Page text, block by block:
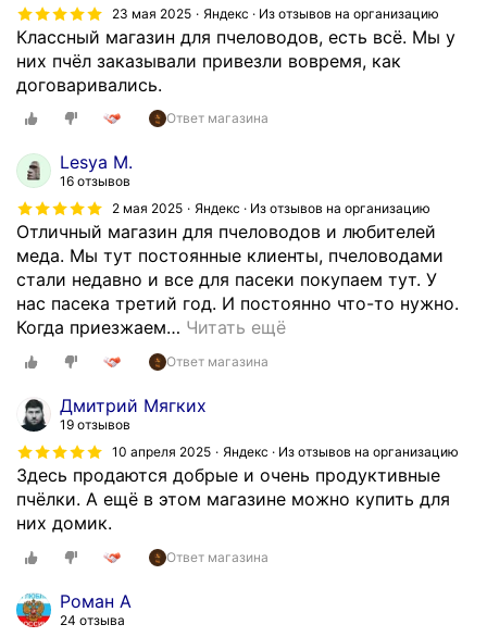
23 мая 2025
Яндекс · Из отзывов на организацию
Классный магазин для пчеловодов, есть всё. Мы у
них пчёл заказывали привезли вовремя, как
договаривались.
Ответ магазина
Lesya М.
16 отзывов
2 мая 2025
Яндекс · Из отзывов на организацию
Отличный магазин для пчеловодов и любителей
меда. Мы тут постоянные клиенты, пчеловодами
стали недавно и все для пасеки покупаем тут. У
нас пасека третий год. И постоянно что-то нужно.
Когда приезжаем… Читать ещё
Ответ магазина
Дмитрий Мягких
19 отзывов
10 апреля 2025
Яндекс · Из отзывов на организацию
Здесь продаются добрые и очень продуктивные
пчёлки. А ещё в этом магазине можно купить для
них домик.
Ответ магазина
Роман А
24 отзыва